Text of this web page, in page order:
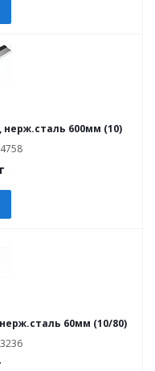
600мм (10)
60мм (10/80)